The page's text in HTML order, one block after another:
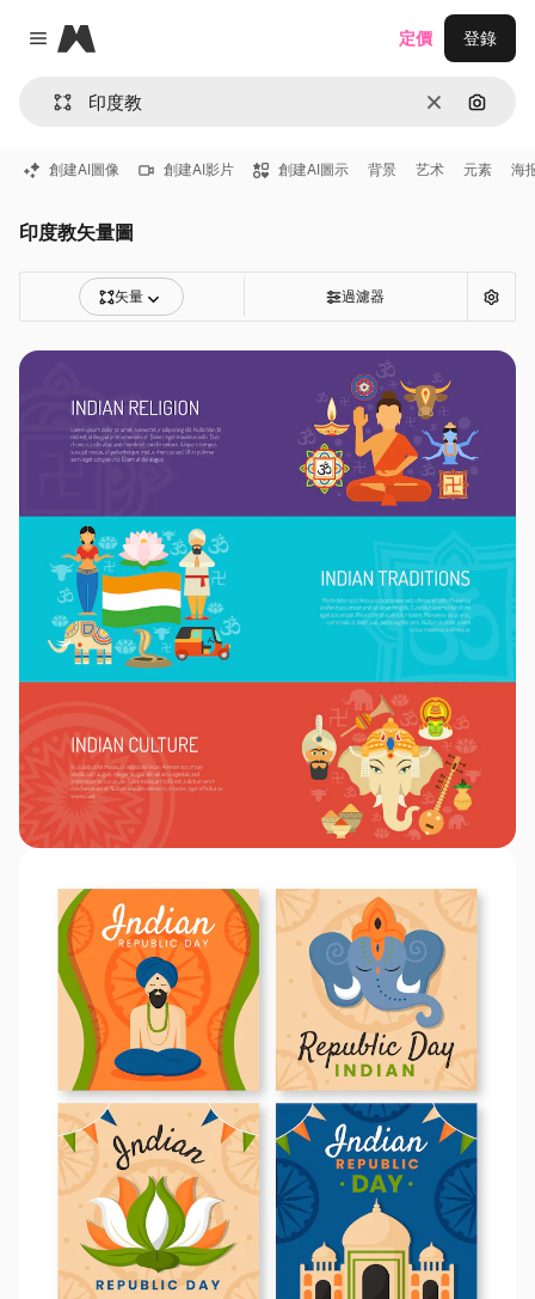
Close menu
Magnific
清除 通過圖
定價 登錄
創建AI圖像 創建AI影片 創建AI圖示 背景 艺术 元素 海
印度教矢量圖
矢量 過濾器